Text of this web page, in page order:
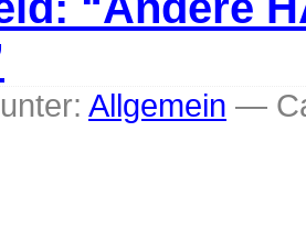
Allgemein —